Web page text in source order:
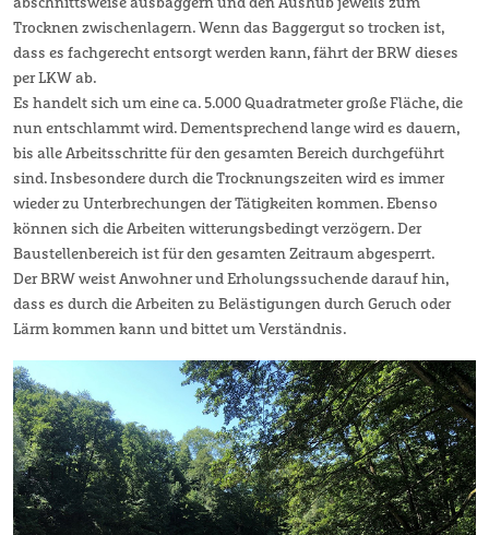
abschnittsweise ausbaggern und den Aushub jeweils zum
Trocknen zwischenlagern. Wenn das Baggergut so trocken ist,
dass es fachgerecht entsorgt werden kann, fährt der BRW dieses
per LKW ab.
Es handelt sich um eine ca. 5.000 Quadratmeter große Fläche, die
nun entschlammt wird. Dementsprechend lange wird es dauern,
bis alle Arbeitsschritte für den gesamten Bereich durchgeführt
sind. Insbesondere durch die Trocknungszeiten wird es immer
wieder zu Unterbrechungen der Tätigkeiten kommen. Ebenso
können sich die Arbeiten witterungsbedingt verzögern. Der
Baustellenbereich ist für den gesamten Zeitraum abgesperrt.
Der BRW weist Anwohner und Erholungssuchende darauf hin,
dass es durch die Arbeiten zu Belästigungen durch Geruch oder
Lärm kommen kann und bittet um Verständnis.